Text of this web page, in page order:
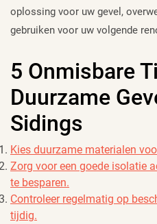
oplossing voor uw gevel,
gebruiken voor uw volgende
5 Onmisbare
Duurzame
Sidings
Kies duurzame materialen
Zorg voor een goede isolatie
te besparen.
Controleer regelmatig op
tijdig.